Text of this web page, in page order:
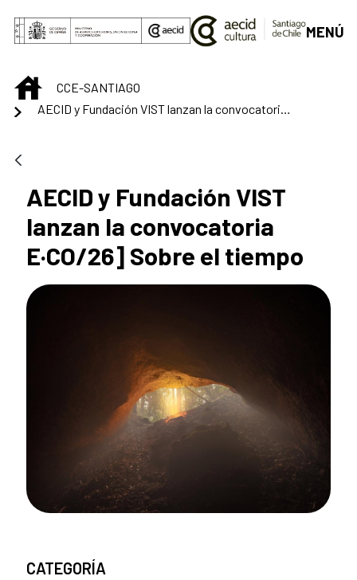
Saltar al contenido principal
MENÚ
INICIOCCE-SANTIAGO
AECID y Fundación VIST
lanzan la convocatoria
E·CO/26] Sobre el tiempo
CATEGORÍA